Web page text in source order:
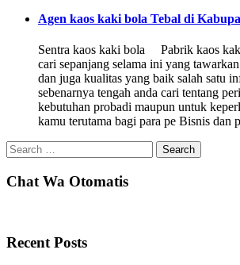
Agen kaos kaki bola Tebal di
Sentra kaos kaki bola Pabrik kaos
cari sepanjang selama ini yang
dan juga kualitas yang baik salah satu
sebenarnya tengah anda cari tentang
kebutuhan probadi maupun untuk
kamu terutama bagi para pe Bisnis dan
Search
for:
Chat Wa Otomatis
Recent Posts